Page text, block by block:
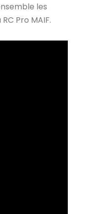
les
Pro MAIF.